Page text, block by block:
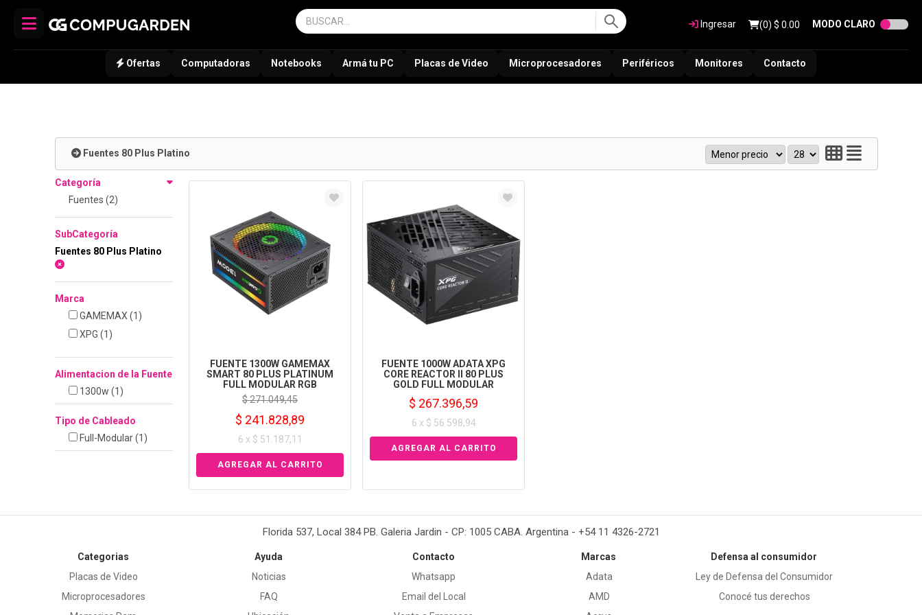
Ingresar (0) $ 0.00 MODO CLARO
Ofertas Computadoras Notebooks Armá tu PC Placas de Video Microprocesadores Periféricos Monitores Contacto
Fuentes 80 Plus Platino
Categoría
Fuentes (2)
SubCategoría
Fuentes 80 Plus Platino
Marca
GAMEMAX (1)
XPG (1)
Alimentacion de la Fuente
1300w (1)
Tipo de Cableado
Full-Modular(1)
FUENTE 1300W GAMEMAX
SMART 80 PLUS PLATINUM
FULL MODULAR RGB
$ 271.049,45
$ 241.828,89
6 x $ 51.187,11
FUENTE 1000W ADATA XPG
CORE REACTOR II 80 PLUS
GOLD FULL MODULAR
$ 267.396,59
6 x $ 56.598,94
Florida 537, Local 384 PB. Galeria Jardin - CP: 1005 CABA. Argentina - +54 11 4326-2721
Categorias
Placas de Video
Microprocesadores
Ayuda
Noticias
FAQ
Contacto
Whatsapp
Email del Local
Marcas
Adata
AMD
Defensa al consumidor
Ley de Defensa del Consumidor
Conocé tus derechos